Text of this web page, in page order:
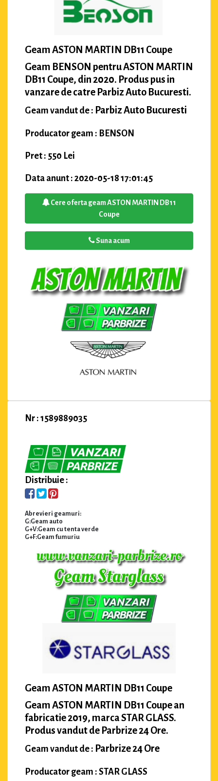
Geam ASTON MARTIN DB11 Coupe
Geam BENSON pentru ASTON MARTIN
DB11 Coupe, din 2020. Produs pus in
vanzare de catre Parbiz Auto Bucuresti.
Geam vandut de : Parbiz Auto Bucuresti
Producator geam : BENSON
Pret : 550 Lei
Data anunt : 2020-05-18 17:01:45
Cere oferta geam ASTON MARTIN DB11
Coupe
Suna acum
Nr : 1589889035
Distribuie :
Abrevieri geamuri:
G:Geam auto
G+V:Geam cu tenta verde
G+F:Geam fumuriu
Geam ASTON MARTIN DB11 Coupe
Geam ASTON MARTIN DB11 Coupe an
fabricatie 2019, marca STAR GLASS.
Produs vandut de Parbrize 24 Ore.
Geam vandut de : Parbrize 24 Ore
Producator geam : STAR GLASS